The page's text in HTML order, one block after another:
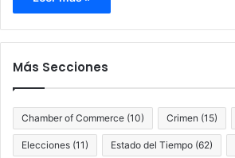
Más Secciones
Chamber of Commerce (10) Crimen (15)
Elecciones (11) Estado del Tiempo (62)